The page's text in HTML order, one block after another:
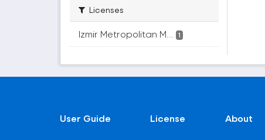
Licenses
Izmir Metropolitan M... 1
User Guide License About